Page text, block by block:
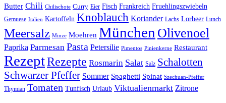
Butter Chili Chilischote Curry Eier Fisch Frankreich Fruehlingszwiebeln
Gemuese Italien Kartoffeln Knoblauch Koriander Lachs Lorbeer Lunch
Meersalz Minze Moehren München Olivenoel
Paprika Parmesan Pasta Petersilie Pimentos Pinienkerne Restaurant
RezeptRezepte Rosmarin Salat Salz Schalotten
Schwarzer Pfeffer Sommer Spaghetti Spinat Szechuan-Pfeffer
Thymian Tomaten Tunfisch Urlaub Viktualienmarkt Zitrone